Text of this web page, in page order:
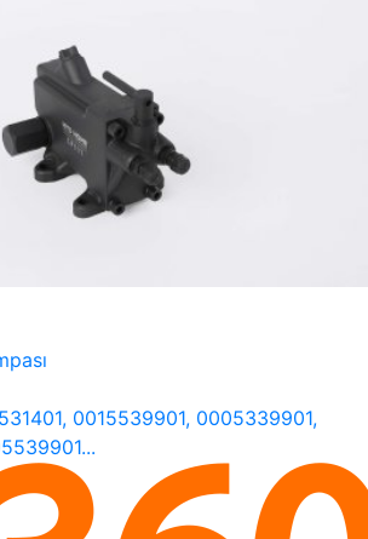
0015539901, 0005339901,